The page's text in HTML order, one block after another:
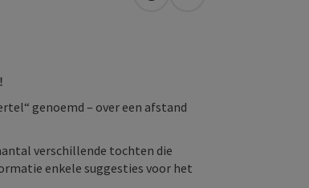
genoemd – over een afstand
verschillende tochten die
enkele suggesties voor het